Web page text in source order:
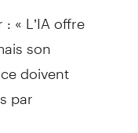
« L’IA offre
son
doivent
par